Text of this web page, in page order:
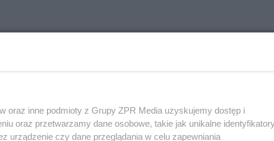
oraz inne podmioty z Grupy ZPR Media uzyskujemy dostęp i
oraz przetwarzamy dane osobowe, takie jak unikalne
urządzenie czy dane przeglądania w celu zapewniania